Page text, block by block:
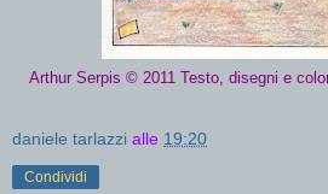
Arthur Serpis © 2011 Testo, disegni e
daniele tarlazzi alle 19:20
Condividi